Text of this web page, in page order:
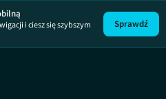
i ciesz się szybszym
Sprawdź